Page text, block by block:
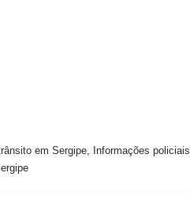
em Sergipe, Informações policiais